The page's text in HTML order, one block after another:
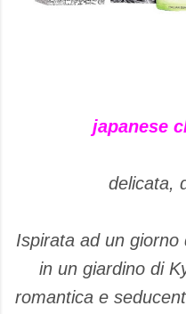
japanese
delicata,
Ispirata ad un giorno
in un giardino di
romantica e